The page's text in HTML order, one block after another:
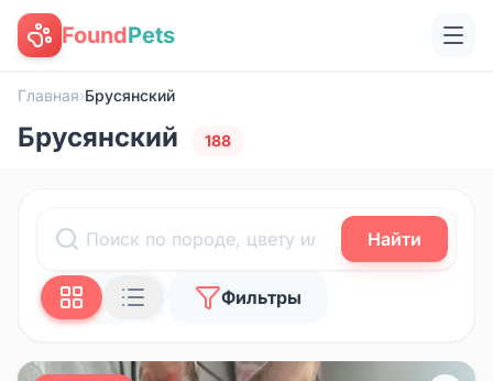
FoundPets
Главная›Брусянский
Брусянский 188
Найти
Фильтры